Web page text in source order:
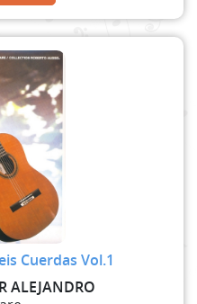
Cuerdas Vol.1
ALEJANDRO